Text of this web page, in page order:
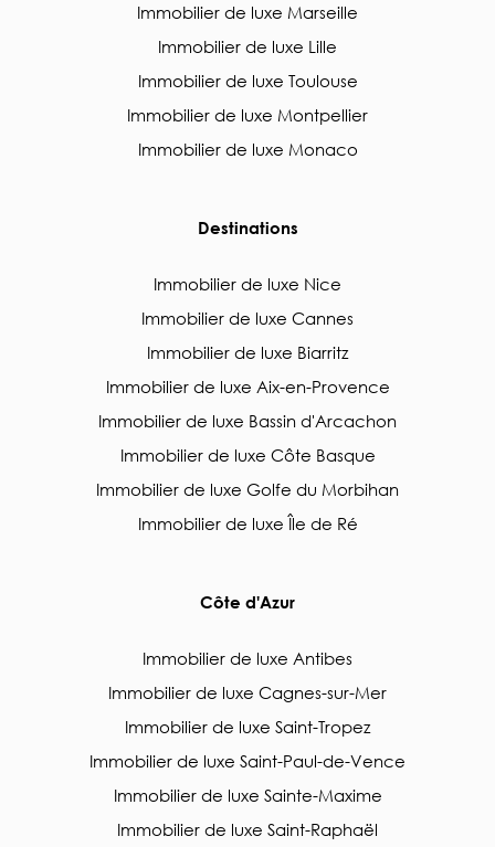
Immobilier de luxe Marseille
Immobilier de luxe Lille
Immobilier de luxe Toulouse
Immobilier de luxe Montpellier
Immobilier de luxe Monaco
Destinations
Immobilier de luxe Nice
Immobilier de luxe Cannes
Immobilier de luxe Biarritz
Immobilier de luxe Aix-en-Provence
Immobilier de luxe Bassin d'Arcachon
Immobilier de luxe Côte Basque
Immobilier de luxe Golfe du Morbihan
Immobilier de luxe Île de Ré
Côte d'Azur
Immobilier de luxe Antibes
Immobilier de luxe Cagnes-sur-Mer
Immobilier de luxe Saint-Tropez
Immobilier de luxe Saint-Paul-de-Vence
Immobilier de luxe Sainte-Maxime
Immobilier de luxe Saint-Raphaël